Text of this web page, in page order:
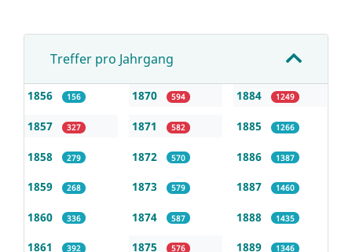
Treffer pro Jahrgang
1856 156
1857 327
1858 279
1859 268
1860 336
1861 392
1870 594
1871 582
1872 570
1873 579
1874 587
1875 576
1884 1249
1885 1266
1886 1387
1887 1460
1888 1435
1889 1346